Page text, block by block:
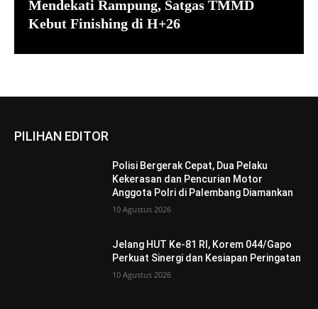
Mendekati Rampung, Satgas TMMD
Kebut Finishing di H+26
PILIHAN EDITOR
Polisi Bergerak Cepat, Dua Pelaku
Kekerasan dan Pencurian Motor
Anggota Polri di Palembang Diamankan
10 Agustus 2026
Jelang HUT Ke-81 RI, Korem 044/Gapo
Perkuat Sinergi dan Kesiapan Peringatan
10 Agustus 2026